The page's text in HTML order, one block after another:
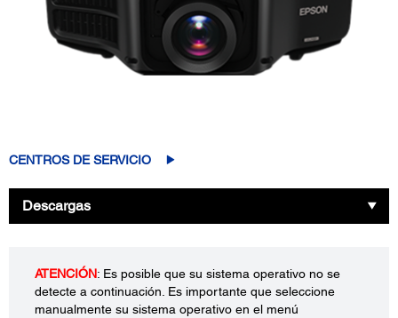
CENTROS DE SERVICIO
Descargas
ATENCIÓN: Es posible que su sistema operativo no se
detecte a continuación. Es importante que seleccione
manualmente su sistema operativo en el menú